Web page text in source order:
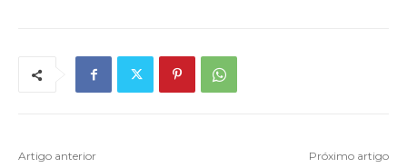
Artigo anterior Próximo artigo